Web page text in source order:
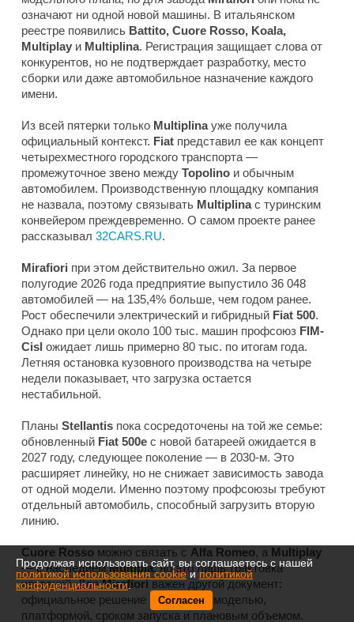
означают ни одной новой машины. В итальянском
реестре появились Battito, Cuore Rosso, Koala,
Multiplay и Multiplina. Регистрация защищает слова от
конкурентов, но не подтверждает разработку, место
сборки или даже автомобильное назначение каждого
имени.
Из всей пятерки только Multiplinaуже получила
официальный контекст. Fiat представил ее как концепт
четырехместного городского транспорта —
промежуточное звено между Topolino и обычным
автомобилем. Производственную площадку компания
не назвала, поэтому связывать Multiplinaс туринским
конвейером преждевременно. О самом проекте ранее
рассказывал 32CARS.RU.
Mirafiori при этом действительно ожил. За первое
полугодие 2026 года предприятие выпустило 36 048
автомобилей — на 135,4% больше, чем годом ранее.
Рост обеспечили электрический и гибридный Fiat 500.
Однако при цели около 100 тыс. машин профсоюз FIM-
Cisl ожидает лишь примерно 80 тыс. по итогам года.
Летняя остановка кузовного производства на четыре
недели показывает, что загрузка остается
нестабильной.
Планы Stellantis пока сосредоточены на той же семье:
обновленный Fiat 500e с новой батареей ожидается в
2027 году, следующее поколение — в 2030-м. Это
расширяет линейку, но не снижает зависимость завода
от одной модели. Именно поэтому профсоюзы требуют
отдельный автомобиль, способный загрузить вторую
линию.
Cuore Rosso можно связать с Alfa Romeo, а Multiplay
— с наследиемMultipla, но это лишь трактовка
названий. ДляMirafioriважен другой документ:
официальное решение
Stellantisс моделью,
платформой, сроком запуска и плановым объемом.
Продолжая использовать сайт, вы соглашаетесь с нашей
политикой использования cookieиполитикой
конфиденциальности.
Согласен